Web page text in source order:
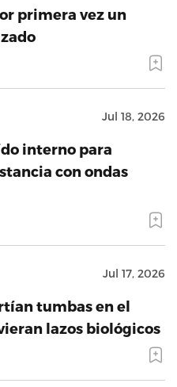
primera vez un
Jul 18, 2026
interno para
con ondas
Jul 17, 2026
tumbas en el
lazos biológicos